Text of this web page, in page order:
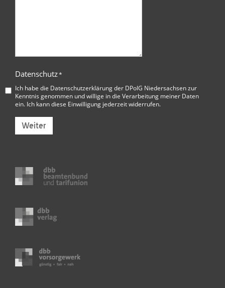
Datenschutz*
Ich habe die Datenschutzerklärung der DPolG Niedersachsenzur
Kenntnis genommen und willige in die Verarbeitung meiner Daten
ein. Ich kann diese Einwilligung jederzeit widerrufen.
Weiter